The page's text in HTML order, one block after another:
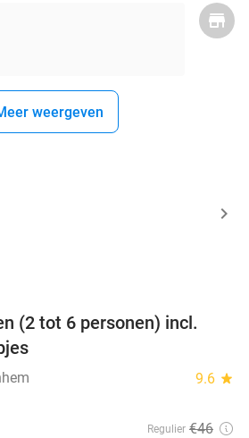
weergeven
47%
(2 tot 6 personen) incl.
9.6 star
Regulier €46